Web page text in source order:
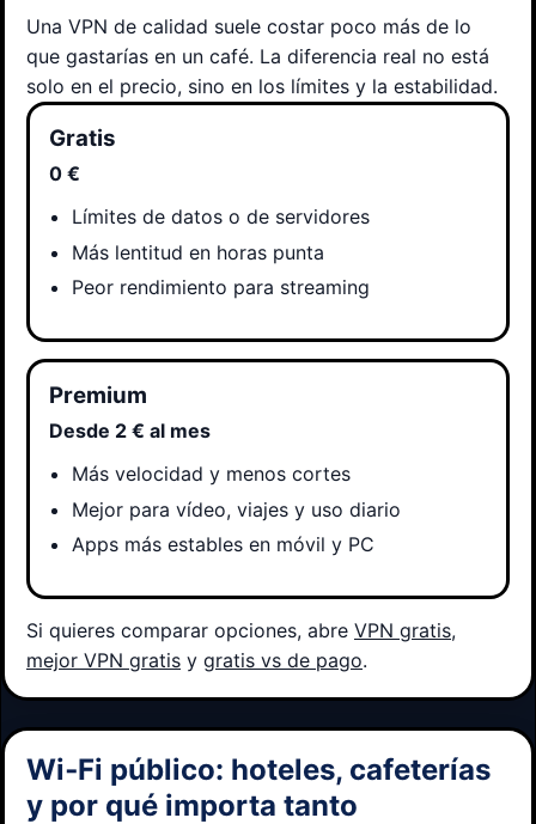
Una VPN de calidad suele costar poco más de lo
que gastarías en un café. La diferencia real no está
solo en el precio, sino en los límites y la estabilidad.
Gratis
0 €
Límites de datos o de servidores
Más lentitud en horas punta
Peor rendimiento para streaming
Premium
Desde 2 € al mes
Más velocidad y menos cortes
Mejor para vídeo, viajes y uso diario
Apps más estables en móvil y PC
Si quieres comparar opciones, abre VPN gratis,
mejor VPN gratis y gratis vs de pago.
Wi‑Fi público: hoteles, cafeterías
y por qué importa tanto